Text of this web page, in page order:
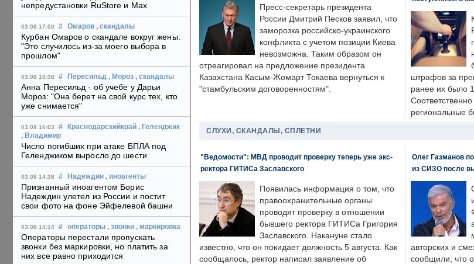
непредустановки RuStore и Max
03.08 17:00 # Омаров , скандалы
Курбан Омаров о скандале вокруг жены:
"Это случилось из-за моего выбора в
прошлом"
03.08 16:38 # Пересильд , Мороз , скандалы
Анна Пересильд - об учебе у Дарьи
Мороз: "Она берет на свой курс тех, кто
уже снимается"
03.08 16:03 # Краснодарскийкрай , Геленджик
, Владимир
Число погибших при атаке БПЛА под
Геленджиком выросло до шести
03.08 14:38 # Надеждин , иноагенты
Признанный иноагентом Борис
Надеждин улетел из России и постит
свои фото на фоне Эйфелевой башни
03.08 14:14 # операторы , звонки , маркировка
Операторы перестали пропускать
звонки без маркировки, но платить за
них все равно приходится
Пресс-секретарь президента
России Дмитрий Песков заявил, что
заморозка российско-украинского
конфликта с учетом позиции Киева
невозможна. Таким образом он
отреагировал на предложение президента
Казахстана Касым-Жомарт Токаева вернуться к
"стамбульским договоренностям".
штрафов за
ранее их было
региональные
СЛУХИ, СКАНДАЛЫ, СПЛЕТНИ
"Ведомости": МВД проводит проверку теперь уже экс-
ректора ГИТИСа Заславского
Появилась информация о том, что
правоохранительные органы
проводят проверку в отношении
бывшего ректора ГИТИСа Григория
Заславского. Накануне стало
известно, что он покидает должность 5 августа. Как
сообщалось, ректор написал заявление об
Олег Газманов
из СИЗО после
авторских и
сообщили, что